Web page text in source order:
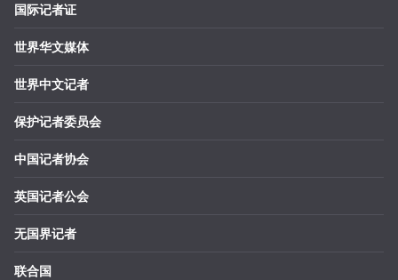
国际记者证
世界华文媒体
世界中文记者
保护记者委员会
中国记者协会
英国记者公会
无国界记者
联合国